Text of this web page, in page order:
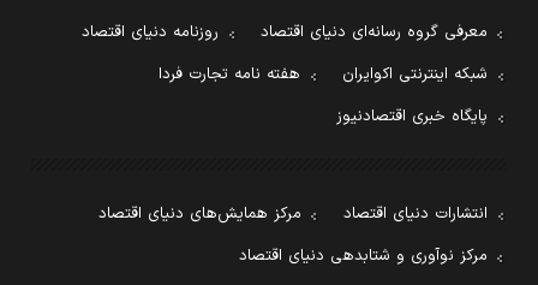
معرفی گروه رسانه‌ای دنیای اقتصاد
روزنامه دنیای اقتصاد
شبکه اینترنتی اکوایران
هفته نامه تجارت فردا
پایگاه خبری اقتصادنیوز
انتشارات دنیای اقتصاد
مرکز همایش‌های دنیای اقتصاد
مرکز نوآوری و شتابدهی دنیای اقتصاد